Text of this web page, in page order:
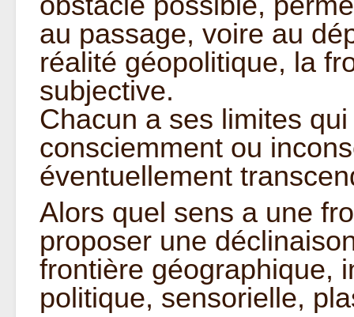
au passage, voire au
réalité géopolitique, la
subjective.
Chacun a ses limites
consciemment ou
éventuellement
Alors quel sens a une
proposer une
frontière géographique,
politique, sensorielle,